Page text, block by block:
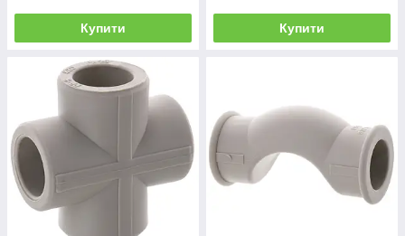
Купити Купити